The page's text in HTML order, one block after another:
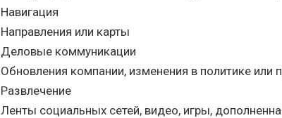
Навигация
Направления или карты
Деловые коммуникации
Обновления компании, изменения в политике или
Развлечение
Ленты социальных сетей, видео, игры,